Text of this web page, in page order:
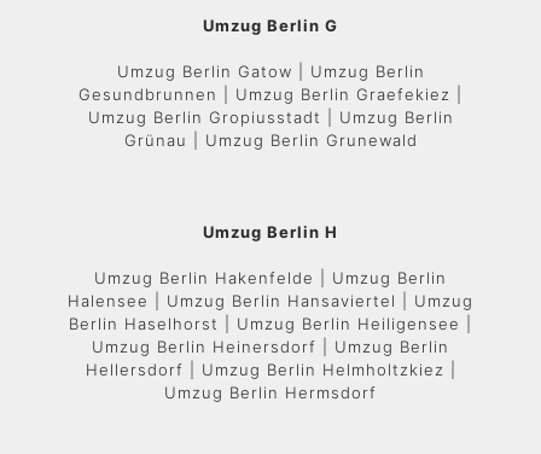
Umzug Berlin G
Umzug Berlin Gatow | Umzug Berlin
Gesundbrunnen | Umzug Berlin Graefekiez |
Umzug Berlin Gropiusstadt | Umzug Berlin
Grünau | Umzug Berlin Grunewald
Umzug Berlin H
Umzug Berlin Hakenfelde | Umzug Berlin
Halensee | Umzug Berlin Hansaviertel | Umzug
Berlin Haselhorst | Umzug Berlin Heiligensee |
Umzug Berlin Heinersdorf | Umzug Berlin
Hellersdorf | Umzug Berlin Helmholtzkiez |
Umzug Berlin Hermsdorf